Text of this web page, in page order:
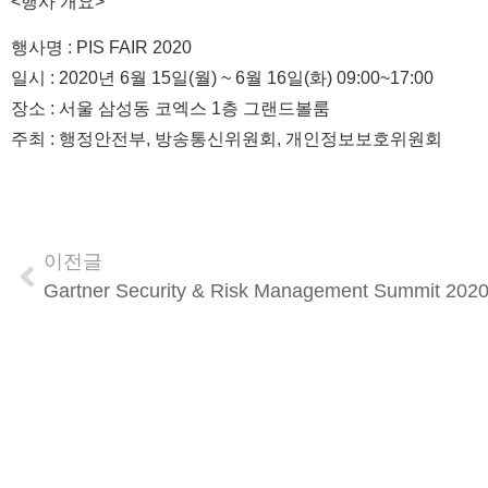
행사명 : PIS FAIR 2020
일시 : 2020년 6월 15일(월) ~ 6월 16일(화) 09:00~17:00
장소 : 서울 삼성동 코엑스 1층 그랜드볼룸
주최 : 행정안전부, 방송통신위원회, 개인정보보호위원회
이전글
Gartner Security & Risk Management Summit 2020